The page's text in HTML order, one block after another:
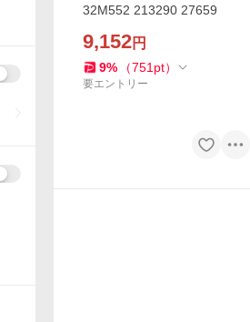
32M552 213290 27659
9,152円
9% （751 pt）
要エントリー